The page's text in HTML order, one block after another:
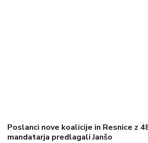
Poslanci nove koalicije in Resnice z
mandatarja predlagali Janšo